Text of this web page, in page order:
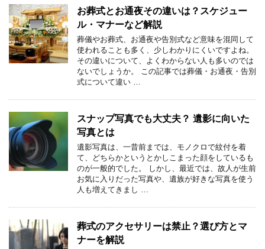
お葬式とお通夜その違いは？スケジュー
ル・マナーなど解説
葬儀やお葬式、お通夜や告別式など意味を混同して
使われることも多く、少しわかりにくいですよね。
その違いについて、よくわからない人も多いのでは
ないでしょうか。 この記事では葬儀・お通夜・告別
式について違い …
スナップ写真でも大丈夫？ 遺影に向いた
写真とは
遺影写真は、一昔前までは、モノクロで紋付を着
て、どちらかというとかしこまった顔をしているも
のが一般的でした。 しかし、最近では、故人が生前
お気に入りだった写真や、遺族が好きな写真を使う
人も増えてきまし …
葬式のアクセサリーは禁止？選び方とマ
ナーを解説